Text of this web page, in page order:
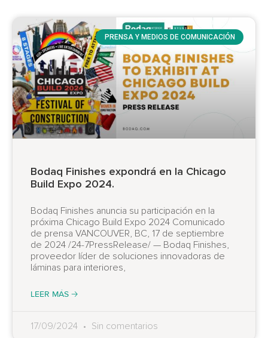
PRENSA Y MEDIOS DE COMUNICACIÓN
Bodaq Finishes expondrá en la Chicago
Build Expo 2024.
Bodaq Finishes anuncia su participación en la
próxima Chicago Build Expo 2024 Comunicado
de prensa VANCOUVER, BC, 17 de septiembre
de 2024 /24-7PressRelease/ — Bodaq Finishes,
proveedor líder de soluciones innovadoras de
láminas para interiores,
LEER MÁS 🡢
17/09/2024 Sin comentarios